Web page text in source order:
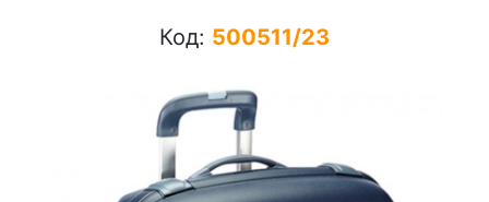
Код: 500511/23